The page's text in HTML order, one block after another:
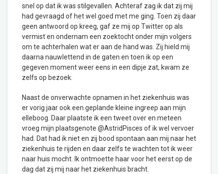
snel op dat ik was stilgevallen. Achteraf zag ik dat zij mij
had gevraagd of het wel goed met me ging. Toen zij daar
geen antwoord op kreeg, gaf ze mij op Twitter op als
vermist en ondernam een zoektocht onder mijn volgers
om te achterhalen wat er aan de hand was. Zij hield mij
daarna nauwlettend in de gaten en toen ik op een
gegeven moment weer eens in een dipje zat, kwam ze
zelfs op bezoek.
Naast de onverwachte opnamen in het ziekenhuis was
er vorig jaar ook een geplande kleine ingreep aan mijn
elleboog. Daar plaatste ik een tweet over en meteen
vroeg mijn plaatsgenote @AstridPisces of ik wel vervoer
had. Dat had ik niet en zij bood spontaan aan mij naar het
ziekenhuis te rijden en daar zelfs te wachten tot ik weer
naar huis mocht. Ik ontmoette haar voor het eerst op de
dag dat zij mij naar het ziekenhuis bracht.